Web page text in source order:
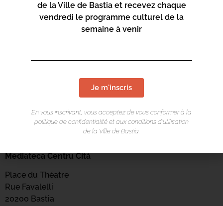
LIEU DE L'ÉVÉNEMENT
Mediateca Centru Cità
Place du Théatre
Rue Favalelli
20200 Bastia
de la Ville de Bastia et recevez chaque
vendredi le programme culturel de la
semaine à venir
Je m'inscris
En vous inscrivant, vous acceptez de vous conformer à la
politique de confidentialité et aux conditions d’utilisation
de la Ville de Bastia.